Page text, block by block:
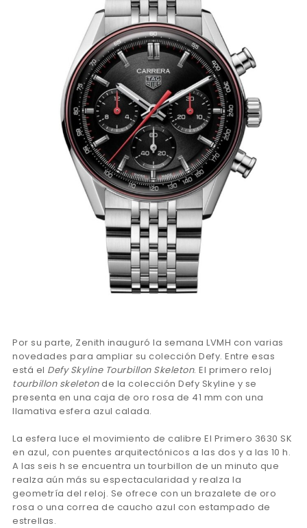
Por su parte, Zenith inauguró la semana LVMH con varias
novedades para ampliar su colección Defy. Entre esas
está el Defy Skyline Tourbillon Skeleton. El primero reloj
tourbillon skeletonde la colección Defy Skyline y se
presenta en una caja de oro rosa de 41 mm con una
llamativa esfera azul calada.
La esfera luce el movimiento de calibre El Primero 3630 SK
en azul, con puentes arquitectónicos a las dos y a las 10 h.
A las seis h se encuentra un tourbillon de un minuto que
realza aún más su espectacularidad y realza la
geometría del reloj. Se ofrece con un brazalete de oro
rosa o una correa de caucho azul con estampado de
estrellas.